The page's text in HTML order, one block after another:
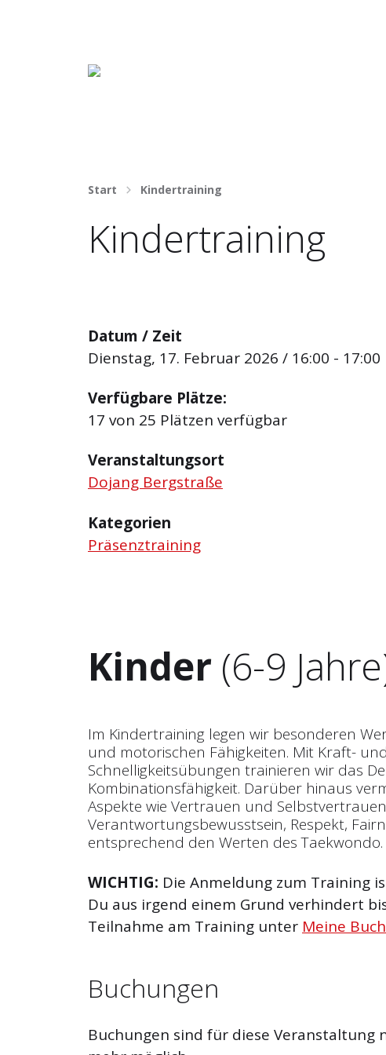
Häng nicht rum. Mach was draus!
Start Kindertraining
Kindertraining
Datum / Zeit
Dienstag, 17. Februar 2026 / 16:00 - 17:00
Verfügbare Plätze:
17 von 25 Plätzen verfügbar
Veranstaltungsort
Dojang Bergstraße
Kategorien
Präsenztraining
Kinder (6-9
Im Kindertraining legen wir besonderen
und motorischen Fähigkeiten. Mit Kraft- und
Schnelligkeitsübungen trainieren wir das
Kombinationsfähigkeit. Darüber hinaus
Aspekte wie Vertrauen und
Verantwortungsbewusstsein, Respekt,
entsprechend den Werten des Taekwondo.
WICHTIG: Die Anmeldung zum Training
Du aus irgend einem Grund verhindert
Teilnahme am Training unter Meine
Buchungen
Buchungen sind für diese Veranstaltung